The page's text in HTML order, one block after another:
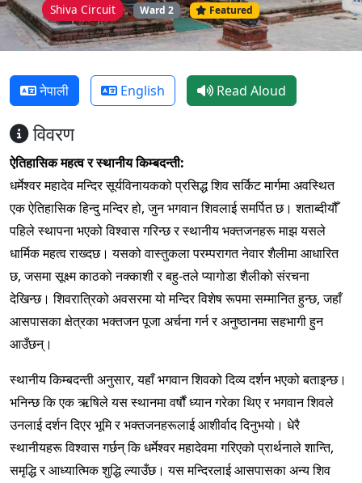
Shiva Circuit Ward 2 Featured
नेपाली English Read Aloud
विवरण
ऐतिहासिक महत्व र स्थानीय किम्बदन्ती:
धर्मेश्वर महादेव मन्दिर सूर्यविनायकको प्रसिद्ध शिव सर्किट मार्गमा अवस्थित
एक ऐतिहासिक हिन्दु मन्दिर हो, जुन भगवान शिवलाई समर्पित छ। शताब्दीयौँ
पहिले स्थापना भएको विश्वास गरिन्छ र स्थानीय भक्तजनहरू माझ यसले
धार्मिक महत्व राख्दछ। यसको वास्तुकला परम्परागत नेवार शैलीमा आधारित
छ, जसमा सूक्ष्म काठको नक्काशी र बहु-तले प्यागोडा शैलीको संरचना
देखिन्छ। शिवरात्रिको अवसरमा यो मन्दिर विशेष रूपमा सम्मानित हुन्छ, जहाँ
आसपासका क्षेत्रका भक्तजन पूजा अर्चना गर्न र अनुष्ठानमा सहभागी हुन
आउँछन्।
स्थानीय किम्बदन्ती अनुसार, यहाँ भगवान शिवको दिव्य दर्शन भएको बताइन्छ।
भनिन्छ कि एक ऋषिले यस स्थानमा वर्षौं ध्यान गरेका थिए र भगवान शिवले
उनलाई दर्शन दिएर भूमि र भक्तजनहरूलाई आशीर्वाद दिनुभयो। धेरै
स्थानीयहरू विश्वास गर्छन् कि धर्मेश्वर महादेवमा गरिएको प्रार्थनाले शान्ति,
समृद्धि र आध्यात्मिक शुद्धि ल्याउँछ। यस मन्दिरलाई आसपासका अन्य शिव